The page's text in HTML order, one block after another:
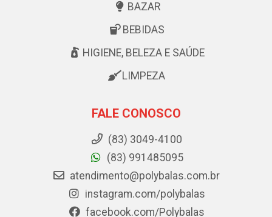
BAZAR
BEBIDAS
HIGIENE, BELEZA E SAÚDE
LIMPEZA
FALE CONOSCO
(83) 3049-4100
(83) 991485095
atendimento@polybalas.com.br
instagram.com/polybalas
facebook.com/Polybalas